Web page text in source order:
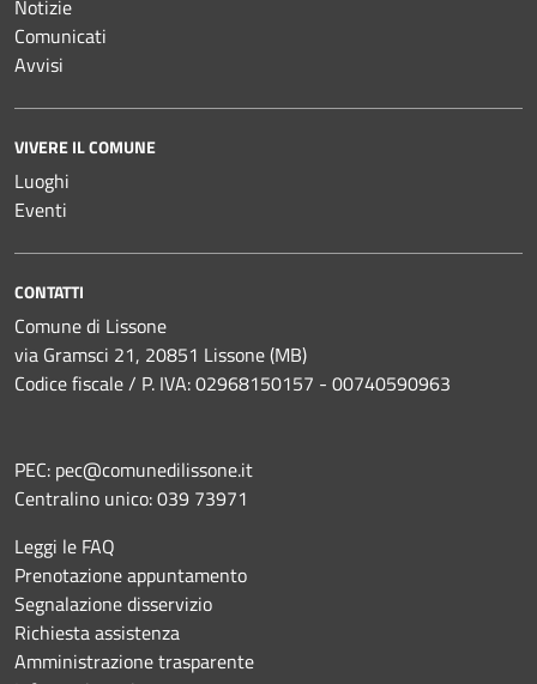
Notizie
Comunicati
Avvisi
VIVERE IL COMUNE
Luoghi
Eventi
CONTATTI
Comune di Lissone
via Gramsci 21, 20851 Lissone (MB)
Codice fiscale / P. IVA: 02968150157 - 00740590963
PEC: pec@comunedilissone.it
Centralino unico:039 73971
Leggi le FAQ
Prenotazione appuntamento
Segnalazione disservizio
Richiesta assistenza
Amministrazione trasparente